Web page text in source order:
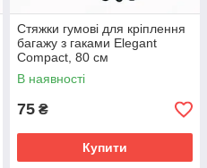
Стяжки гумові для кріплення
багажу з гаками Elegant
Compact, 80 см
В наявності
75 ₴
Купити